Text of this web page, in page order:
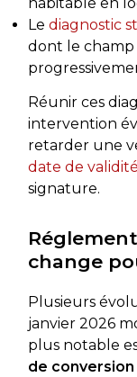
Le diagnostic
dont le champ
Réunir ces
intervention
retarder une
date de
signature.
change
Plusieurs
janvier 2026
plus notable
de